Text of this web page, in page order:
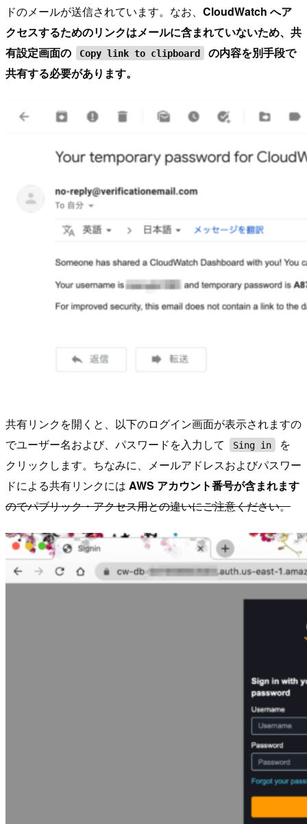
ドのメールが送信されています。なお、 CloudWatch へア
クセスするためのリンクはメールに含まれていないため、共
有設定画面の
Copy link to clipboard
の内容を別手段で
共有する必要があります。
共有リンクを開くと、以下のログイン画面が表示されますの
でユーザー名および、パスワードを入力して
Sing in
を
クリックします。ちなみに、メールアドレスおよびパスワー
ドによる共有リンクには AWS アカウント番号が含まれます
のでパブリック・アクセス用との違いにご注意ください。